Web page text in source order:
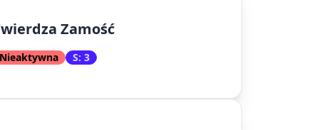
Zamość
Nieaktywna S: 3